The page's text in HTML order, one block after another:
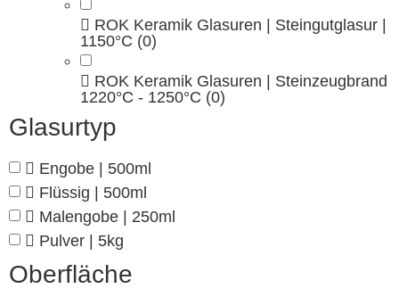
ROK Keramik Glasuren | Steingutglasur |
1150°C (0)
ROK Keramik Glasuren | Steinzeugbrand
1220°C - 1250°C (0)
Glasurtyp
Engobe | 500ml
Flüssig | 500ml
Malengobe | 250ml
Pulver | 5kg
Oberfläche